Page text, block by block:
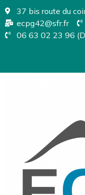
37 bis route du
ecpg42@sfr.fr
06 63 02 23 96